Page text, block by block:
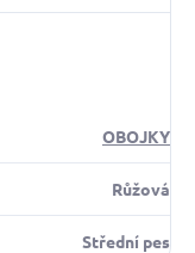
OBOJKY
Růžová
Střední pes